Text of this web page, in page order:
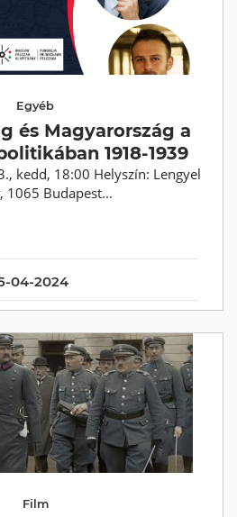
04-2024
Egyéb
és Magyarország a
1918-1939
kedd, 18:00 Helyszín: Lengyel
1065 Budapest...
Film